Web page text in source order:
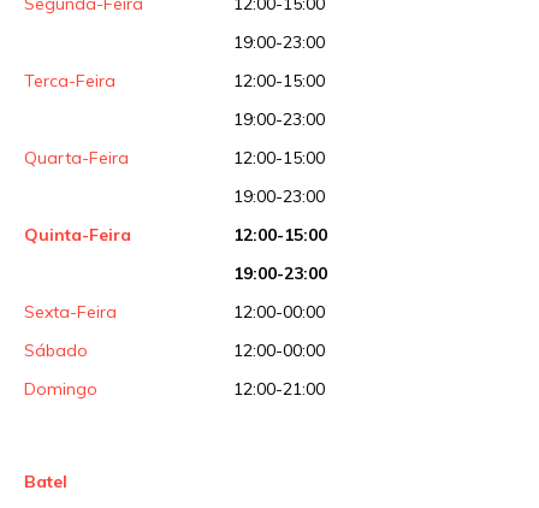
19:00-23:00
Terca-Feira
12:00-15:00
19:00-23:00
Quarta-Feira
12:00-15:00
19:00-23:00
Quinta-Feira
12:00-15:00
19:00-23:00
Sexta-Feira
12:00-00:00
Sábado
12:00-00:00
Domingo
12:00-21:00
Batel